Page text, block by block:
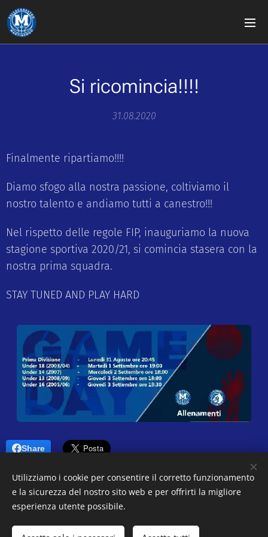
Si ricomincia!!!!
31.08.2020
Finalmente ripartiamo!!!!
Diamo sfogo alla nostra passione, coltiviamo il
nostro talento e andiamo tutti a canestro!!!
Nel rispetto delle regole FIP, inauguriamo la nuova
stagione sportiva 2020/21, si comincia stasera con la
nostra prima squadra.
STAY TUNED AND PLAY HARD
Share
© 2018 Pallacanestro Martinengo
Utilizziamo i cookie per consentire il corretto funzionamento
e la sicurezza del nostro sito web e per offrirti la migliore
esperienza utente possibile.